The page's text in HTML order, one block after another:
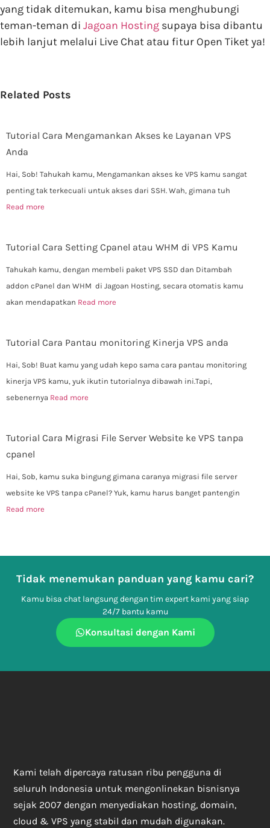
yang tidak ditemukan, kamu bisa menghubungi
teman-teman di Jagoan Hosting supaya bisa dibantu
lebih lanjut melalui Live Chat atau fitur Open Tiket ya!
Related Posts
Tutorial Cara Mengamankan Akses ke Layanan VPS
Anda
Hai, Sob! Tahukah kamu, Mengamankan akses ke VPS kamu sangat
penting tak terkecuali untuk akses dari SSH. Wah, gimana tuh
Read more
Tutorial Cara Setting Cpanel atau WHM di VPS Kamu
Tahukah kamu, dengan membeli paket VPS SSD dan Ditambah
addon cPanel dan WHM di Jagoan Hosting, secara otomatis kamu
akan mendapatkan Read more
Tutorial Cara Pantau monitoring Kinerja VPS anda
Hai, Sob! Buat kamu yang udah kepo sama cara pantau monitoring
kinerja VPS kamu, yuk ikutin tutorialnya dibawah ini.Tapi,
sebenernya Read more
Tutorial Cara Migrasi File Server Website ke VPS tanpa
cpanel
Hai, Sob, kamu suka bingung gimana caranya migrasi file server
website ke VPS tanpa cPanel? Yuk, kamu harus banget pantengin
Read more
Tidak menemukan panduan yang kamu cari?
Kamu bisa chat langsung dengan tim expert kami yang siap
24/7 bantu kamu
Konsultasi dengan Kami
Kami telah dipercaya ratusan ribu pengguna di
seluruh Indonesia untuk mengonlinekan bisnisnya
sejak 2007 dengan menyediakan hosting, domain,
cloud & VPS yang stabil dan mudah digunakan.